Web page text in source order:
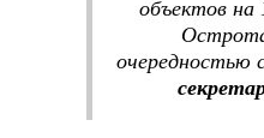
объектов
очередностью